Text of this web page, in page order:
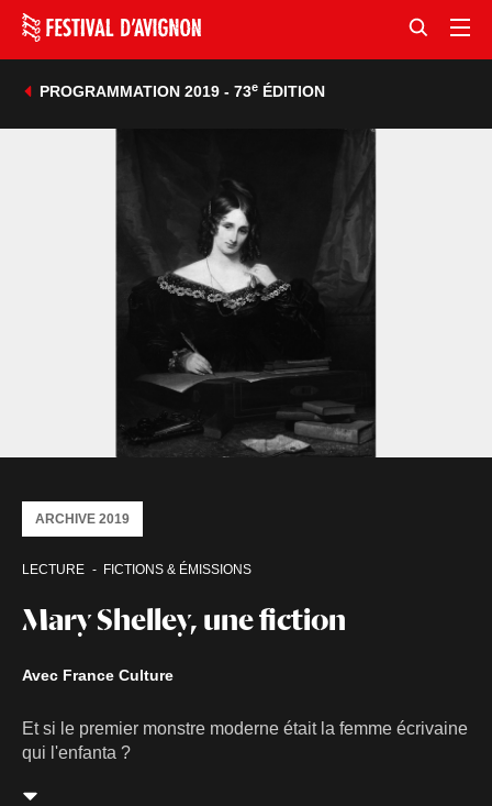
PROGRAMMATION 2019 - 73eÉDITION
Mary Shelley, une fiction
LECTURE FICTIONS & ÉMISSIONS
ARCHIVE 2019
Avec France Culture
Et si le premier monstre moderne était la femme écrivaine
qui l'enfanta ?